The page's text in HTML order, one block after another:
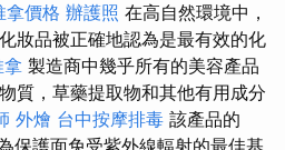
拿價格 辦護照 在高自然環境中，
妝品被正確地認為是最有效的化
拿 製造商中幾乎所有的美容產品
質，草藥提取物和其他有用成分
外燴 台中按摩排毒 該產品的
保護面免受紫外線輻射的最佳基